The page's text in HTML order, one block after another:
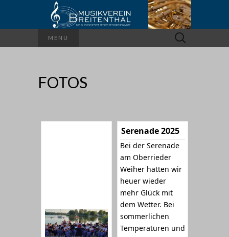
MENU
Suchen
nach:
FOTOS
Serenade 2025
Bei der Serenade
am Oberrieder
Weiher hatten wir
heuer wieder
mehr Glück mit
dem Wetter. Bei
sommerlichen
Temperaturen und